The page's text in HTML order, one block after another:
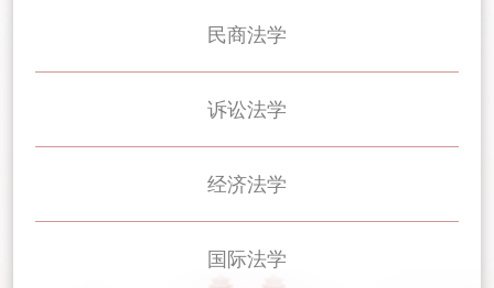
民商法学
诉讼法学
经济法学
国际法学